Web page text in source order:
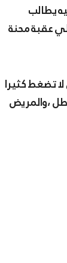
غير كافية وعليه يطالب
عقبة محنة
تضغط كثيرا
،والمريض